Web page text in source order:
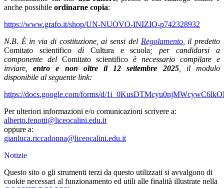
anche possibile ordinarne copia:
https://www.grafo.it/shop/UN-NUOVO-INIZIO-p742328932
N.B. È in via di costituzione, ai sensi del Regolamento, il predetto
Comitato scientificodi Cultura e scuola; per candidarsi a
componente del Comitato scientifico è necessario compilare e
inviare,entro e non oltre il 12 settembre 2025, il modulo
disponibile al seguente link:
https://docs.google.com/forms/d/
Per ulteriori informazioni e/o comunicazioni scrivere a:
alberto.fenotti@liceocalini.edu.it
oppure a:
gianluca.riccadonna@liceocalini.edu.it
Notizie
Questo sito o gli strumenti terzi da questo utilizzati si avvalgono di
cookie necessari al funzionamento ed utili alle finalità illustrate nella